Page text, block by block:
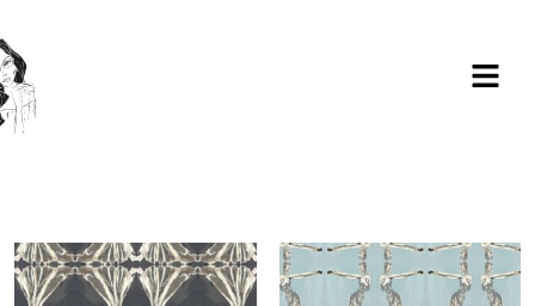
Formación | Ilustración holistic lifestyle | - CONTACTA -